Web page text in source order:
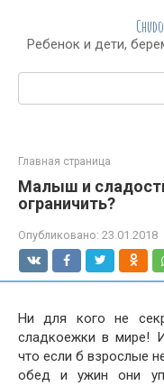
контентуРебенок и дети,
Поиск:
Главная страница
Малыш и
ограничить?
Опубликовано: 23.01.2018
Ни для кого не
сладкоежки в мире!
что если б взрослые
обед и ужин они